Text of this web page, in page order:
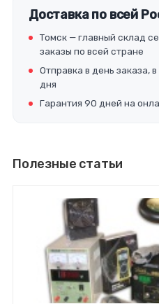
Доставка по всей
Томск — главный склад
заказы по всей стране
Отправка в день заказа,
дня
Гарантия 90 дней на
Полезные статьи